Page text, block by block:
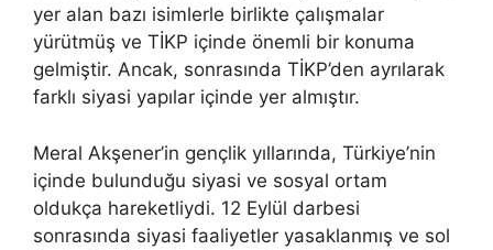
yer alan bazı isimlerle birlikte çalışmalar
yürütmüş ve TİKP içinde önemli bir konuma
gelmiştir. Ancak, sonrasında TİKP’den ayrılarak
farklı siyasi yapılar içinde yer almıştır.
Meral Akşener’in gençlik yıllarında, Türkiye’nin
içinde bulunduğu siyasi ve sosyal ortam
oldukça hareketliydi. 12 Eylül darbesi
sonrasında siyasi faaliyetler yasaklanmış ve sol